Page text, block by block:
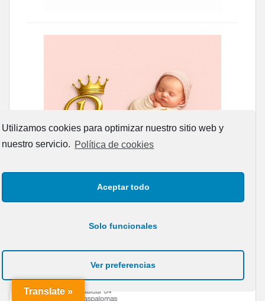
Utilizamos cookies para optimizar nuestro sitio web y
nuestro servicio. Política de cookies
Aceptar todo
Solo funcionales
Ver preferencias
Translate »